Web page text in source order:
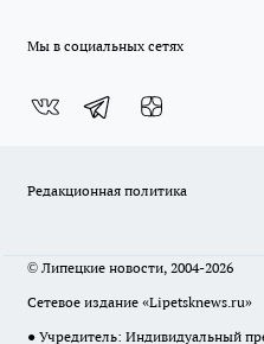
Мы в социальных сетях
Редакционная политика
© Липецкие новости, 2004-2026
Сетевое издание «Lipetsknews.ru»
● Учредитель: Индивидуальный